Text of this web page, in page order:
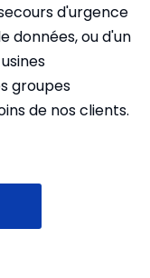
d'urgence
données, ou d'un
groupes
de nos clients.